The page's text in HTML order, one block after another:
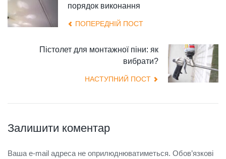
порядок виконання
ПОПЕРЕДНІЙ ПОСТ
Пістолет для монтажної піни: як
вибрати?
НАСТУПНИЙ ПОСТ
Залишити коментар
Ваша e-mail адреса не оприлюднюватиметься. Обов’язкові